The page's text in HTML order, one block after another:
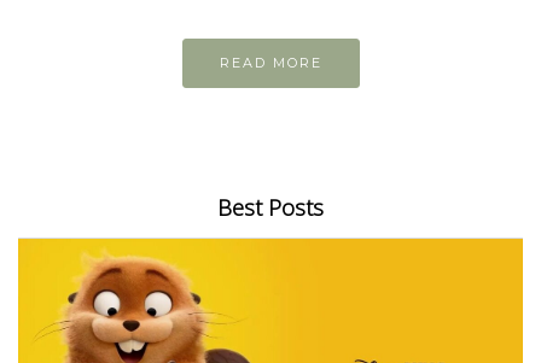
READ MORE
Best Posts